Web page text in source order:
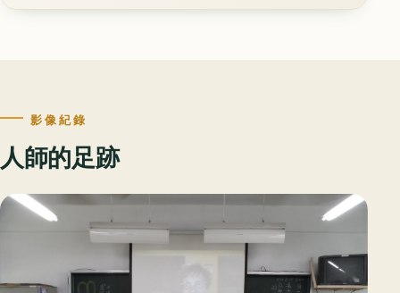
影像紀錄
人師的足跡